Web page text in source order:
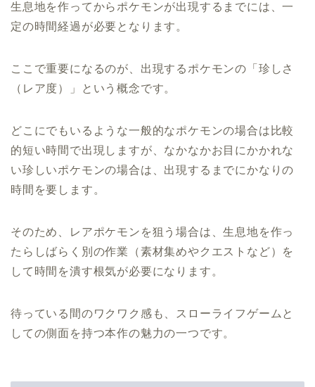
生息地を作ってからポケモンが出現するまでには、一
定の時間経過が必要となります。
ここで重要になるのが、出現するポケモンの「珍しさ
（レア度）」という概念です。
どこにでもいるような一般的なポケモンの場合は比較
的短い時間で出現しますが、なかなかお目にかかれな
い珍しいポケモンの場合は、出現するまでにかなりの
時間を要します。
そのため、レアポケモンを狙う場合は、生息地を作っ
たらしばらく別の作業（素材集めやクエストなど）を
して時間を潰す根気が必要になります。
待っている間のワクワク感も、スローライフゲームと
しての側面を持つ本作の魅力の一つです。